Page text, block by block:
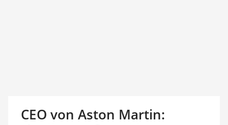
CEO von Aston Martin: